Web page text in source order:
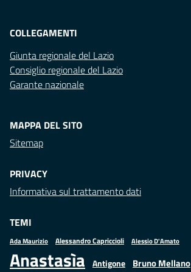
COLLEGAMENTI
Giunta regionale del Lazio
Consiglio regionale del Lazio
Garante nazionale
MAPPA DEL SITO
Sitemap
PRIVACY
Informativa sul trattamento dati
TEMI
Ada Maurizio Alessandro Capriccioli Alessio D'Amato
Anastasìa Antigone Bruno Mellano